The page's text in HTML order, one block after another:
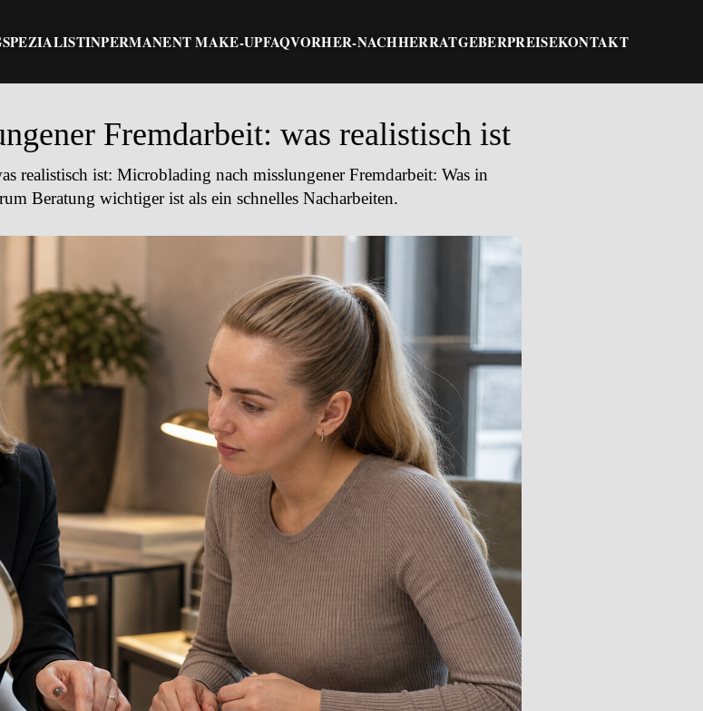
SPEZIALISTINPERMANENT MAKE-UPFAQVORHER-NACHHERRATGEBERPREISEKONTAKT
Fremdarbeit: was realistisch ist
realistisch ist: Microblading nach misslungener Fremdarbeit: Was in
Beratung wichtiger ist als ein schnelles Nacharbeiten.